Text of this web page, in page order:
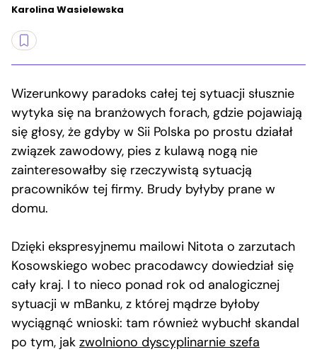
Karolina Wasielewska
Wizerunkowy paradoks całej tej sytuacji słusznie
wytyka się na branżowych forach, gdzie pojawiają
się głosy, że gdyby w Sii Polska po prostu działał
związek zawodowy, pies z kulawą nogą nie
zainteresowałby się rzeczywistą sytuacją
pracowników tej firmy. Brudy byłyby prane w
domu.
Dzięki ekspresyjnemu mailowi Nitota o zarzutach
Kosowskiego wobec pracodawcy dowiedział się
cały kraj. I to nieco ponad rok od analogicznej
sytuacji w mBanku, z której mądrze byłoby
wyciągnąć wnioski: tam również wybuchł skandal
po tym, jak zwolniono dyscyplinarnie szefa